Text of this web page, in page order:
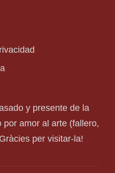
y presente de la
amor al arte (fallero,
per visitar-la!